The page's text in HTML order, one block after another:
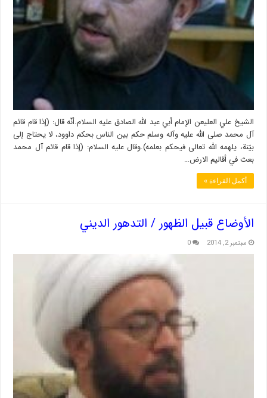
الشيخ علي العليعن الإمام أبي عبد الله الصادق عليه السلام.أنّه قال: (إذا قام قائم
آل محمد صلى الله عليه وآله وسلم حكم بين الناس بحكم داوود، لا يحتاج إلى
بيّنة، يلهمه الله تعالى فيحكم بعلمه).وقال عليه السلام: (إذا قام قائم آل محمد
بعث في أقاليم الارض…
أكمل القراءة »
الأوضاع قبيل الظهور / التدهور الديني
سبتمبر 2, 2014 0